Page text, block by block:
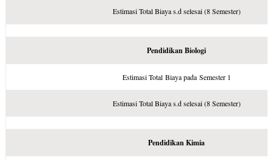
Estimasi Total Biaya s.d selesai (8 Semester)
Pendidikan Biologi
Estimasi Total Biaya pada Semester 1
Estimasi Total Biaya s.d selesai (8 Semester)
Pendidikan Kimia